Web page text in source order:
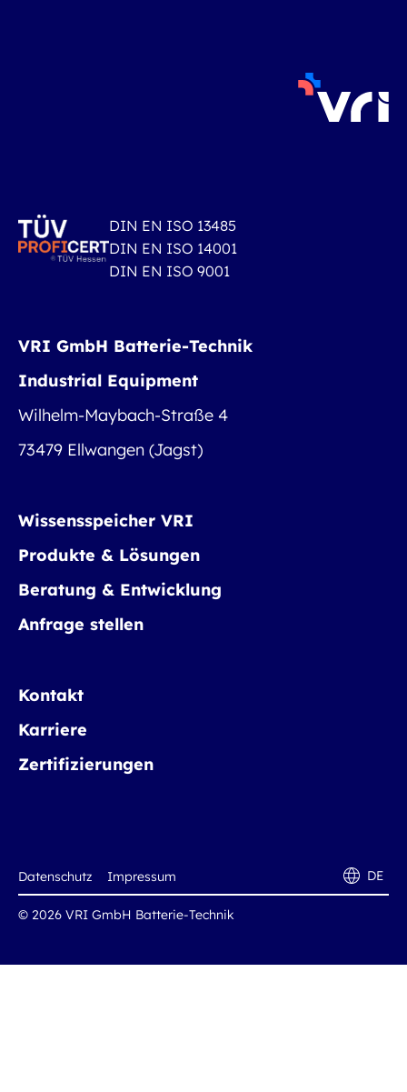
DIN EN ISO 13485
DIN EN ISO 14001
DIN EN ISO 9001
VRI GmbH Batterie-Technik
Industrial Equipment
Wilhelm-Maybach-Straße 4
73479 Ellwangen (Jagst)
Wissensspeicher VRI
Produkte & Lösungen
Beratung & Entwicklung
Anfrage stellen
Kontakt
Karriere
Zertifizierungen
© 2026 VRI GmbH Batterie-Technik
Datenschutz Impressum DE